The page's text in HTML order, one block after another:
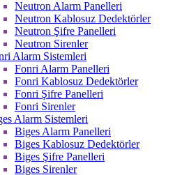
Neutron Alarm Panelleri
Neutron Kablosuz Dedektörler
Neutron Şifre Panelleri
Neutron Sirenler
Alarm Sistemleri
Fonri Alarm Panelleri
Fonri Kablosuz Dedektörler
Fonri Şifre Panelleri
Fonri Sirenler
Alarm Sistemleri
Biges Alarm Panelleri
Biges Kablosuz Dedektörler
Biges Şifre Panelleri
Biges Sirenler